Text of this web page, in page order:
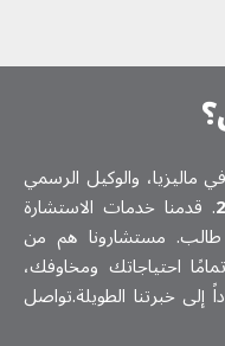
والوكيل الرسمي
. قدمنا خدمات الاستشارة
طالب. مستشارونا هم من
احتياجاتك ومخاوفك،
خبرتنا الطويلة.تواصل